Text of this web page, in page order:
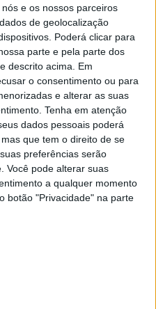
e os nossos parceiros
de geolocalização
Poderá clicar para
parte e pela parte dos
descrito acima. Em
o consentimento ou para
e alterar as suas
Tenha em atenção
dados pessoais poderá
que tem o direito de se
preferências serão
Você pode alterar suas
a qualquer momento
botão "Privacidade" na parte
Viseu